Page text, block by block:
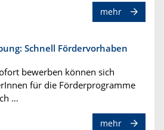
mehr
Schnell Fördervorhaben
bewerben können sich
für die Förderprogramme
…
mehr